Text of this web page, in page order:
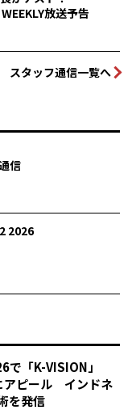
放送予告
スタッフ通信一覧へ
信
2026
で「K-VISION」
アピール インドネ
を発信